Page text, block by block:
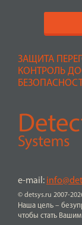
ЗАЩИТА
КОНТРОЛЬ
© detsys.ru 2007-
e-mail:
Наша цель –
чтобы стать